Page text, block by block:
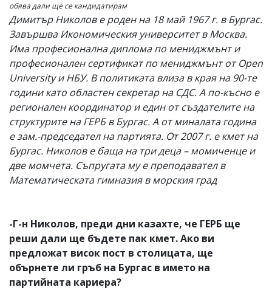
обява дали ще се кандидатирам
Димитър Николов е роден на 18 май 1967 г. в Бургас.
Завършва Икономическия университет в Москва.
Има професионална диплома по мениджмънт и
професионален сертификат по мениджмънт от Open
University и НБУ. В политиката влиза в края на 90-те
години като областен секретар на СДС. А по-късно е
регионален координатор и един от създателите на
структурите на ГЕРБ в Бургас. А от миналата година
е зам.-председател на партията. От 2007 г. е кмет на
Бургас. Николов е баща на три деца – момиченце и
две момчета. Съпругата му е преподавател в
Математическата гимназия в морския град
-Г-н Николов, преди дни казахте, че ГЕРБ ще
реши дали ще бъдете пак кмет. Ако ви
предложат висок пост в столицата, ще
обърнете ли гръб на Бургас в името на
партийната кариера?